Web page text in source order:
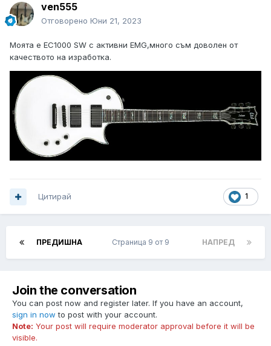
ven555
Отговорено Юни 21, 2023
Моята е EC1000 SW с активни EMG,много съм доволен от
качеството на изработка.
1
Цитирай
ПРЕДИШНА НАПРЕД
Страница 9 от 9
Join the conversation
You can post now and register later. If you have an account,
sign in now to post with your account.
Note: Your post will require moderator approval before it will be
visible.